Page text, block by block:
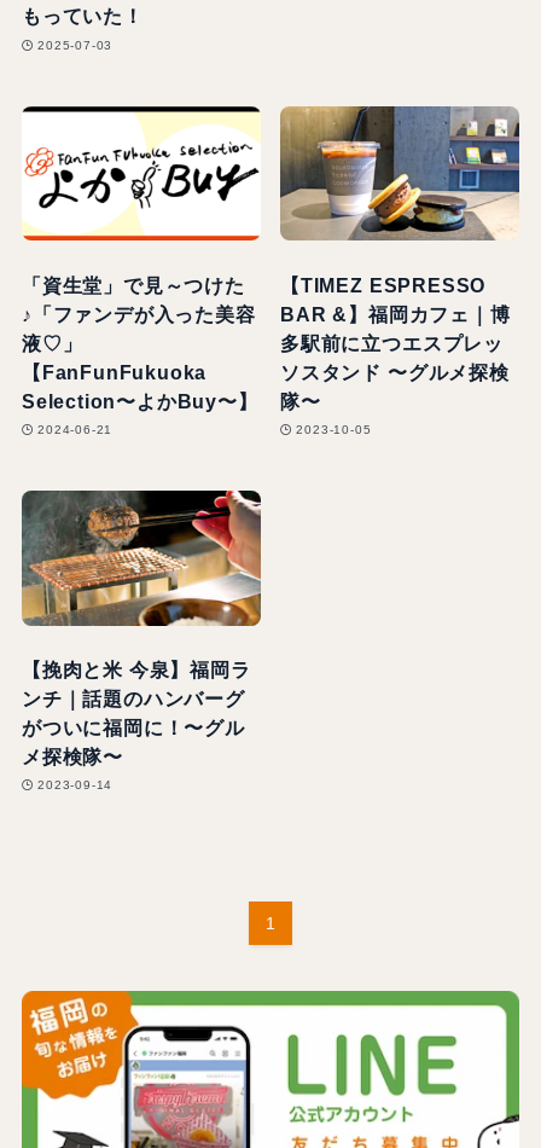
もっていた！
2025-07-03
「資生堂」で見～つけた
♪「ファンデが入った美容
液♡」
【FanFunFukuoka
Selection〜よかBuy〜】
2024-06-21
【TIMEZ ESPRESSO
BAR &】福岡カフェ｜博
多駅前に立つエスプレッ
ソスタンド 〜グルメ探検
隊〜
2023-10-05
【挽肉と米 今泉】福岡ラ
ンチ｜話題のハンバーグ
がついに福岡に！〜グル
メ探検隊〜
2023-09-14
1